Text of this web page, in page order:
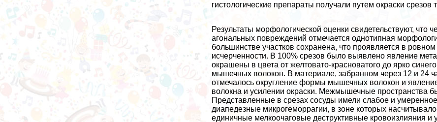
гистологические препараты получали путем окраски
Результаты морфологической оценки свидетельствуют, что
агональных повреждений отмечается однотипная
большинстве участков сохранена, что проявляется в
исчерченности. В 100% срезов было выявлено явление
окрашены в цвета от желтовато-красноватого до ярко
мышечных волокон. В материале, забранном через 12 и 24
отмечалось округление формы мышечных волокон и
волокна и усилении окраски. Межмышечные прострaнcтва
Представленные в срезах сосуды имели слабое и
диапедезные микрогеморрагии, в зоне которых
единичные мелкоочаговые деструктивные кровоизлияния и